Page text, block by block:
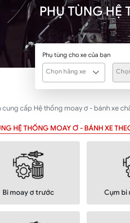
PHỤ TÙNG HỆ
Phụ tùng cho xe của bạn
Chọn hãng xe
cung cấp Hệ thống moay ơ - bánh xe
HỆ THỐNG MOAY Ơ - BÁNH XE
Bi moay ơ trước Cụm bi